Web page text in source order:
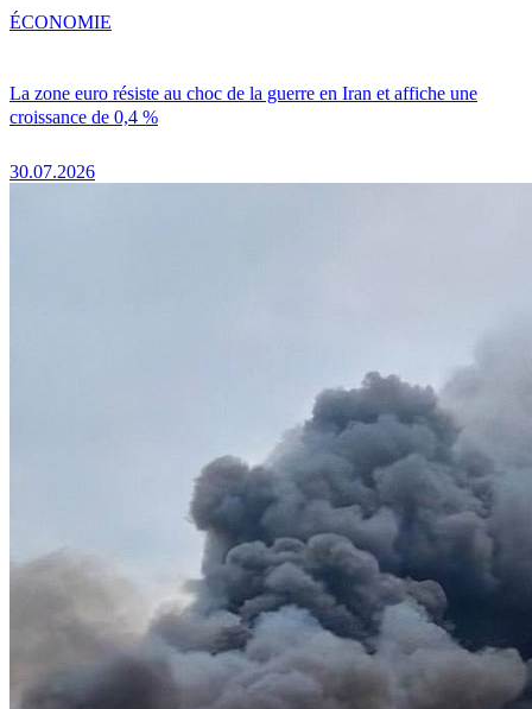
La zone euro résiste au choc de la guerre en Iran et affiche une
croissance de 0,4 %
30.07.2026
ÉCONOMIE